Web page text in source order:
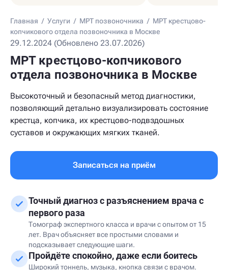
Главная / Услуги / МРТ позвоночника / МРТ крестцово-
копчикового отдела позвоночника в Москве
29.12.2024 (Обновлено 23.07.2026)
МРТ крестцово-копчикового
отдела позвоночника в Москве
Высокоточный и безопасный метод диагностики,
позволяющий детально визуализировать состояние
крестца, копчика, их крестцово-подвздошных
суставов и окружающих мягких тканей.
Записаться на приём
Точный диагноз с разъяснением врача с
первого раза
Томограф экспертного класса и врачи с опытом от 15
лет. Врач объясняет все простыми словами и
подсказывает следующие шаги.
Пройдёте спокойно, даже если боитесь
Широкий тоннель, музыка, кнопка связи с врачом.